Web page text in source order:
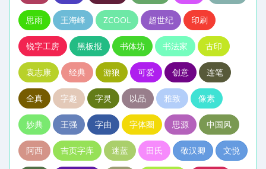
思雨 王海峰 ZCOOL 超世纪 印刷
锐字工房 黑板报 书体坊 书法家 古印
袁志康 经典 游狼 可爱 创意 连笔
全真 字趣 字灵 以品 雅致 像素
妙典 王强 字由 字体圈 思源 中国风
阿西 吉页字库 迷蓝 田氏 敬汉卿 文悦